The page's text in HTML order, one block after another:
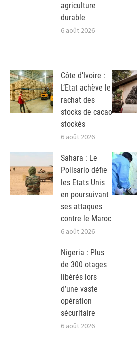
agriculture
durable
6 août 2026
Côte d’Ivoire :
L’Etat achève le
rachat des
stocks de cacao
stockés
6 août 2026
Sahara : Le
Polisario défie
les Etats Unis
en poursuivant
ses attaques
contre le Maroc
6 août 2026
Nigeria : Plus
de 300 otages
libérés lors
d’une vaste
opération
sécuritaire
6 août 2026